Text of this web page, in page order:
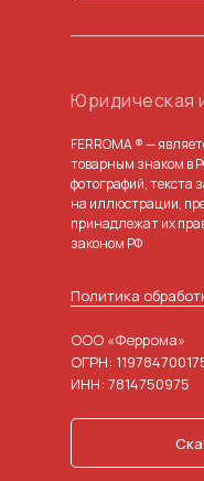
ООО «Феррома»
ОГРН:
ИНН: 7814750975
FERROMA ® —
товарным знаком в
фотографий, текста
на иллюстрации,
принадлежат их
законом РФ
Юридическая
Политика